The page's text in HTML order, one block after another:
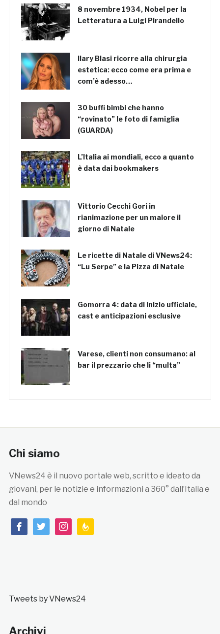
8 novembre 1934, Nobel per la
Letteratura a Luigi Pirandello
Ilary Blasi ricorre alla chirurgia
estetica: ecco come era prima e
com’è adesso…
30 buffi bimbi che hanno
“rovinato” le foto di famiglia
(GUARDA)
L’Italia ai mondiali, ecco a quanto
è data dai bookmakers
Vittorio Cecchi Gori in
rianimazione per un malore il
giorno di Natale
Le ricette di Natale di VNews24:
“Lu Serpe” e la Pizza di Natale
Gomorra 4: data di inizio ufficiale,
cast e anticipazioni esclusive
Varese, clienti non consumano: al
bar il prezzario che li “multa”
Chi siamo
VNews24 è il nuovo portale web, scritto e ideato da
giovani, per le notizie e informazioni a 360° dall’Italia e
dal mondo
facebooktwitterinstagramfeedburner
Tweets by VNews24
Archivi